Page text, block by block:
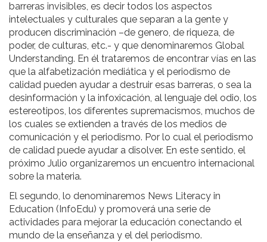
barreras invisibles, es decir todos los aspectos
intelectuales y culturales que separan a la gente y
producen discriminación –de genero, de riqueza, de
poder, de culturas, etc.- y que denominaremos Global
Understanding. En él trataremos de encontrar vías en las
que la alfabetización mediática y el periodismo de
calidad pueden ayudar a destruir esas barreras, o sea la
desinformación y la infoxicación, al lenguaje del odio, los
estereotipos, los diferentes supremacismos, muchos de
los cuales se extienden a través de los medios de
comunicación y el periodismo. Por lo cual el periodismo
de calidad puede ayudar a disolver. En este sentido, el
próximo Julio organizaremos un encuentro internacional
sobre la materia.
El segundo, lo denominaremos News Literacy in
Education (InfoEdu) y promoverá una serie de
actividades para mejorar la educación conectando el
mundo de la enseñanza y el del periodismo.